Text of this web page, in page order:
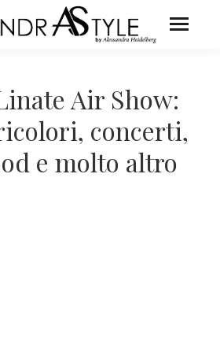
Air Show:
concerti,
e molto altro